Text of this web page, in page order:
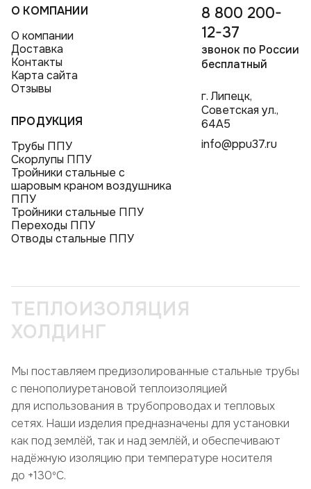
О КОМПАНИИ
О компании
Доставка
Контакты
Карта сайта
Отзывы
ПРОДУКЦИЯ
Трубы ППУ
Скорлупы ППУ
Тройники стальные с
шаровым краном воздушника
ППУ
Тройники стальные ППУ
Переходы ППУ
Отводы стальные ППУ
8 800 200-
12-37
звонок по России
бесплатный
г. Липецк,
Советская ул.,
64А5
info@ppu37.ru
ТЕПЛОИЗОЛЯЦИЯ
ХОЛДИНГ
Мы поставляем предизолированные стальные трубы
с пенополиуретановой теплоизоляцией
для использования в трубопроводах и тепловых
сетях. Наши изделия предназначены для установки
как под землёй, так и над землёй, и обеспечивают
надёжную изоляцию при температуре носителя
до +130ºC.